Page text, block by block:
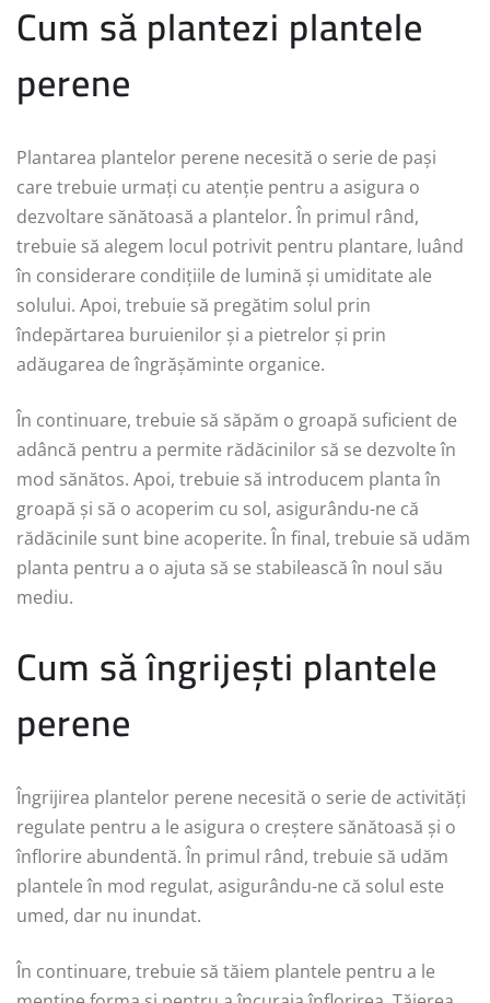
Cum să plantezi plantele
perene
Plantarea plantelor perene necesită o serie de pași
care trebuie urmați cu atenție pentru a asigura o
dezvoltare sănătoasă a plantelor. În primul rând,
trebuie să alegem locul potrivit pentru plantare, luând
în considerare condițiile de lumină și umiditate ale
solului. Apoi, trebuie să pregătim solul prin
îndepărtarea buruienilor și a pietrelor și prin
adăugarea de îngrășăminte organice.
În continuare, trebuie să săpăm o groapă suficient de
adâncă pentru a permite rădăcinilor să se dezvolte în
mod sănătos. Apoi, trebuie să introducem planta în
groapă și să o acoperim cu sol, asigurându-ne că
rădăcinile sunt bine acoperite. În final, trebuie să udăm
planta pentru a o ajuta să se stabilească în noul său
mediu.
Cum să îngrijești plantele
perene
Îngrijirea plantelor perene necesită o serie de activități
regulate pentru a le asigura o creștere sănătoasă și o
înflorire abundentă. În primul rând, trebuie să udăm
plantele în mod regulat, asigurându-ne că solul este
umed, dar nu inundat.
În continuare, trebuie să tăiem plantele pentru a le